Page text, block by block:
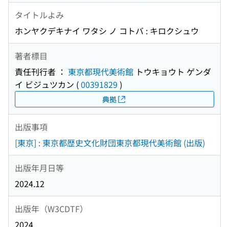
タイトルよみ
ホンヤクデキナイ ワタシ ノ コトバ : キロクシュウ
著者標目
責任刊行者 ： 東京都現代美術館 トウキョウト ゲンダ
イ ビジュツカン (00391829 )
典拠
出版事項
[東京] : 東京都歴史文化財団東京都現代美術館 (出版)
出版年月日等
2024.12
出版年（W3CDTF）
2024